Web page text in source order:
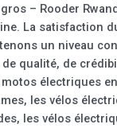
– Rooder
La satisfaction
un niveau
qualité, de
électriques
les vélos
les vélos